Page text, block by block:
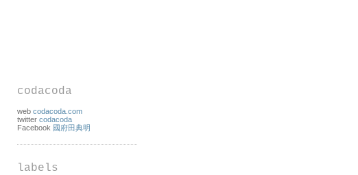
codacoda
web codacoda.com
twitter codacoda
Facebook 國府田典明
labels